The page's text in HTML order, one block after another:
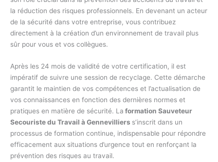
la réduction des risques professionnels. En devenant un acteur
de la sécurité dans votre entreprise, vous contribuez
directement à la création d’un environnement de travail plus
sûr pour vous et vos collègues.
Après les 24 mois de validité de votre certification, il est
impératif de suivre une session de recyclage. Cette démarche
garantit le maintien de vos compétences et l’actualisation de
vos connaissances en fonction des dernières normes et
pratiques en matière de sécurité. La formation Sauveteur
Secouriste du Travail à Gennevilliers s’inscrit dans un
processus de formation continue, indispensable pour répondre
efficacement aux situations d’urgence tout en renforçant la
prévention des risques au travail.